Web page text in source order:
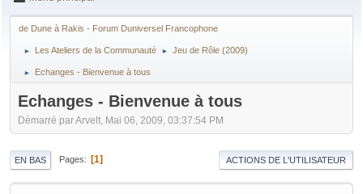
de Dune à Rakis - Forum Duniversel Francophone
► Les Ateliers de la Communauté ► Jeu de Rôle (2009)
► Echanges - Bienvenue à tous
Echanges - Bienvenue à tous
Démarré par Arvelt, Mai 06, 2009, 03:37:54 PM
EN BAS Pages 1 ACTIONS DE L'UTILISATEUR